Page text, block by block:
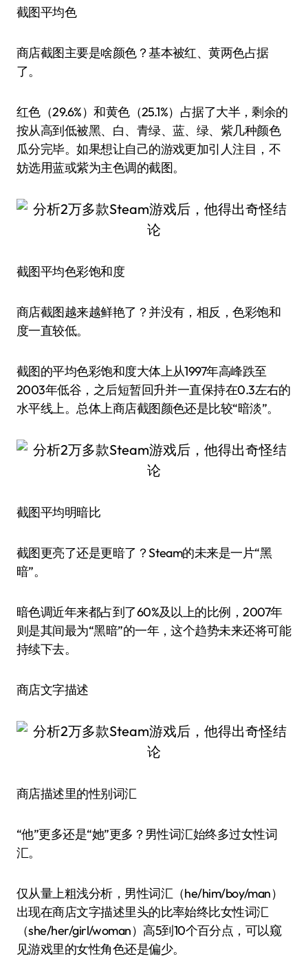
截图平均色
商店截图主要是啥颜色？基本被红、黄两色占据
了。
红色（29.6%）和黄色（25.1%）占据了大半，剩余的
按从高到低被黑、白、青绿、蓝、绿、紫几种颜色
瓜分完毕。如果想让自己的游戏更加引人注目，不
妨选用蓝或紫为主色调的截图。
截图平均色彩饱和度
商店截图越来越鲜艳了？并没有，相反，色彩饱和
度一直较低。
截图的平均色彩饱和度大体上从1997年高峰跌至
2003年低谷，之后短暂回升并一直保持在0.3左右的
水平线上。总体上商店截图颜色还是比较“暗淡”。
截图平均明暗比
截图更亮了还是更暗了？Steam的未来是一片“黑
暗”。
暗色调近年来都占到了60%及以上的比例，2007年
则是其间最为“黑暗”的一年，这个趋势未来还将可能
持续下去。
商店文字描述
商店描述里的性别词汇
“他”更多还是“她”更多？男性词汇始终多过女性词
汇。
仅从量上粗浅分析，男性词汇（he/him/boy/man）
出现在商店文字描述里头的比率始终比女性词汇
（she/her/girl/woman）高5到10个百分点，可以窥
见游戏里的女性角色还是偏少。